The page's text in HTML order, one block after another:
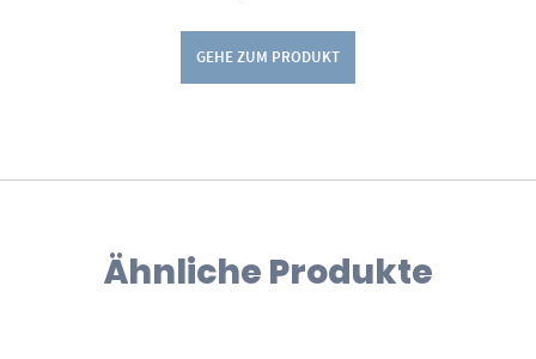
GEHE ZUM PRODUKT
Ähnliche Produkte